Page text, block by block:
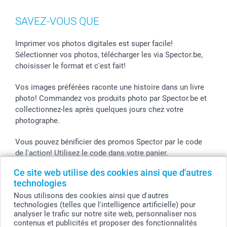
Ce site web utilise des cookies ainsi que d'autres
technologies
Nous utilisons des cookies ainsi que d'autres
technologies (telles que l'intelligence artificielle) pour
analyser le trafic sur notre site web, personnaliser nos
contenus et publicités et proposer des fonctionnalités
Cadres photo, accessoires déco & bonbons
Stickers & Etiquettes
Statut de ma commnade
SAVEZ-VOUS QUE
Imprimer vos photos digitales est super facile!
Sélectionner vos photos, télécharger les via Spector.be,
choisisser le format et c'est fait!
Vos images préférées raconte une histoire dans un livre
photo! Commandez vos produits photo par Spector.be et
collectionnez-les après quelques jours chez votre
photographe.
Vous pouvez bénificier des promos Spector par le code
de l'action! Utilisez le code dans votre panier.
© smartphoto group. Tous droits réservés
smartphoto group SA.
Siège social : Kwatrechtsteenweg 160, 9230 Wetteren, Belgique
Tous les prix sont en EURO (€), TVA incluse et hors frais de port.